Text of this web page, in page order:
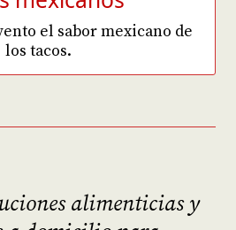
el sabor mexicano de
los tacos.
alimenticias y